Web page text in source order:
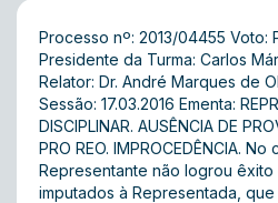
Processo nº: 2013/04455 Voto:
Presidente da Turma: Carlos
Relator: Dr. André Marques de
Sessão: 17.03.2016 Ementa:
DISCIPLINAR. AUSÊNCIA DE
PRO REO. IMPROCEDÊNCIA.
Representante não logrou
imputados à Representada,